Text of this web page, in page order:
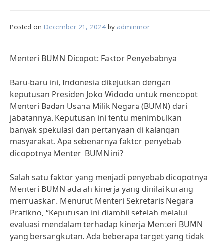
Posted on December 21, 2024 by adminmor
Menteri BUMN Dicopot: Faktor Penyebabnya
Baru-baru ini, Indonesia dikejutkan dengan
keputusan Presiden Joko Widodo untuk mencopot
Menteri Badan Usaha Milik Negara (BUMN) dari
jabatannya. Keputusan ini tentu menimbulkan
banyak spekulasi dan pertanyaan di kalangan
masyarakat. Apa sebenarnya faktor penyebab
dicopotnya Menteri BUMN ini?
Salah satu faktor yang menjadi penyebab dicopotnya
Menteri BUMN adalah kinerja yang dinilai kurang
memuaskan. Menurut Menteri Sekretaris Negara
Pratikno, “Keputusan ini diambil setelah melalui
evaluasi mendalam terhadap kinerja Menteri BUMN
yang bersangkutan. Ada beberapa target yang tidak